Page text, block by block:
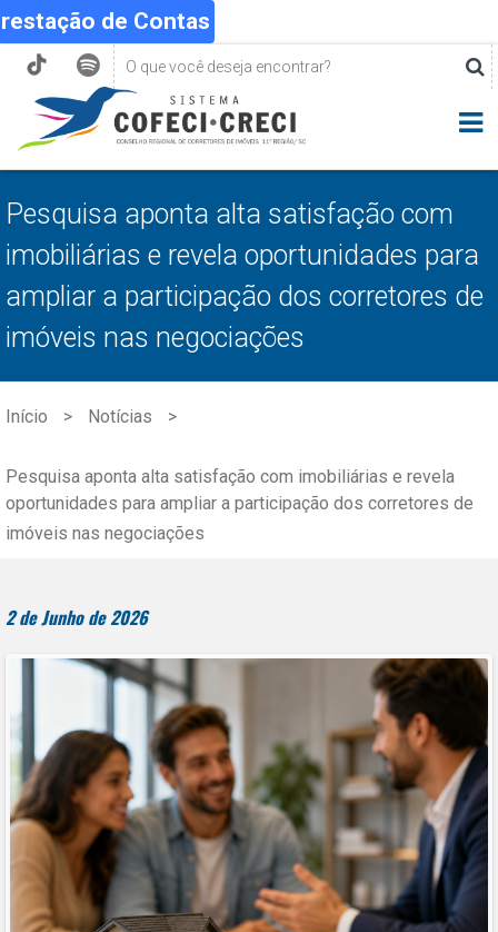
de Contas
Pesquisa aponta alta satisfação com
imobiliárias e revela oportunidades para
ampliar a participação dos corretores de
imóveis nas negociações
Início Notícias
Pesquisa aponta alta satisfação com imobiliárias e revela
oportunidades para ampliar a participação dos corretores de
imóveis nas negociações
2 de Junho de 2026